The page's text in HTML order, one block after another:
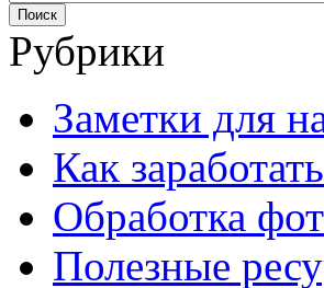
Рубрики
Заметки для
Как
Обработка
Полезные